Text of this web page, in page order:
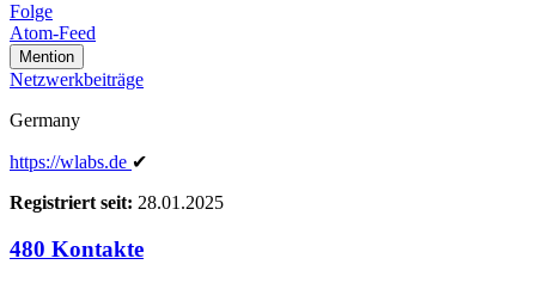
Folge
Atom-Feed
Mention
Netzwerkbeiträge
Germany
https://wlabs.de ✔
Registriert seit: 28.01.2025
480 Kontakte